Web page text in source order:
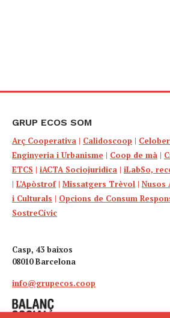
GRUP ECOS SOM
Arç Cooperativa | Calidoscoop |
Enginyeria i Urbanisme | Coop de mà |
ETCS | iACTA Sociojuridica | iLabSo,
| L’Apòstrof| Missatgers Trèvol | Nusos
i Culturals | Opcions de Consum
SostreCívic
Casp, 43 baixos
08010 Barcelona
info@grupecos.coop